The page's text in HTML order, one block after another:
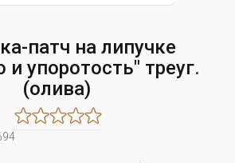
патч на липучке
и упоротость" треуг.
(олива)